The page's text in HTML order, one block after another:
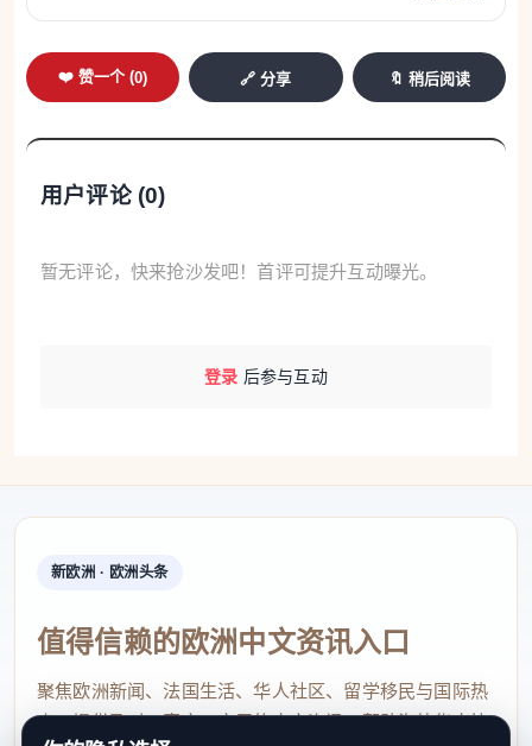
❤️ 赞一个 (0) 🔗 分享 🔖 稍后阅读
用户评论 (0)
暂无评论，快来抢沙发吧！首评可提升互动曝光。
登录 后参与互动
新欧洲 · 欧洲头条
值得信赖的欧洲中文资讯入口
聚焦欧洲新闻、法国生活、华人社区、留学移民与国际热
点，提供及时、真实、实用的中文资讯，帮助海外华人快